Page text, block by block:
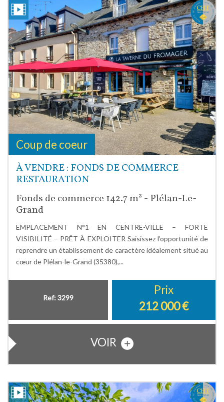
Coup de coeur
À VENDRE : FONDS DE COMMERCE
RESTAURATION
Fonds de commerce 142.7 m² - Plélan-Le-
Grand
EMPLACEMENT N°1 EN CENTRE-VILLE – FORTE
VISIBILITÉ – PRÊT À EXPLOITER Saisissez l’opportunité de
reprendre un établissement de caractère idéalement situé au
cœur de Plélan-le-Grand (35380),...
Ref: 3299
Prix
212 000 €
VOIR